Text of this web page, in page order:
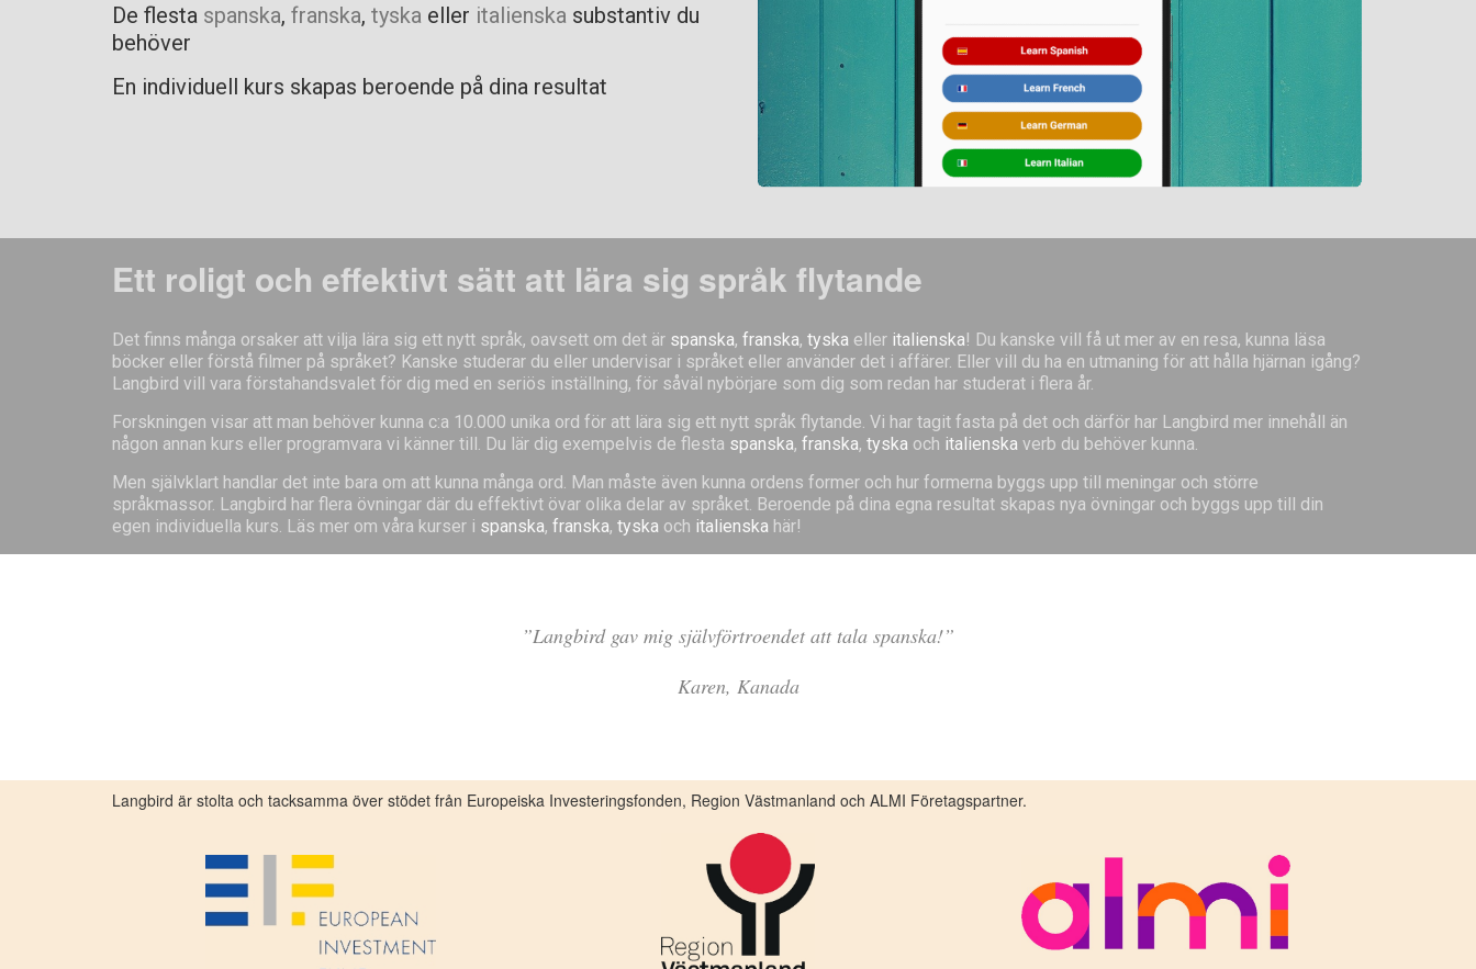
De flesta spanska, franska, tyska eller italienska substantiv du
behöver
En individuell kurs skapas beroende på dina resultat
Ett roligt och effektivt sätt att lära sig språk flytande
Det finns många orsaker att vilja lära sig ett nytt språk, oavsett om det är spanska, franska, tyska eller italienska! Du kanske vill få ut mer av en resa, kunna läsa
böcker eller förstå filmer på språket? Kanske studerar du eller undervisar i språket eller använder det i affärer. Eller vill du ha en utmaning för att hålla hjärnan igång?
Langbird vill vara förstahandsvalet för dig med en seriös inställning, för såväl nybörjare som dig som redan har studerat i flera år.
Forskningen visar att man behöver kunna c:a 10.000 unika ord för att lära sig ett nytt språk flytande. Vi har tagit fasta på det och därför har Langbird mer innehåll än
någon annan kurs eller programvara vi känner till. Du lär dig exempelvis de flesta spanska, franska, tyska och italienska verb du behöver kunna.
Men självklart handlar det inte bara om att kunna många ord. Man måste även kunna ordens former och hur formerna byggs upp till meningar och större
språkmassor. Langbird har flera övningar där du effektivt övar olika delar av språket. Beroende på dina egna resultat skapas nya övningar och byggs upp till din
egen individuella kurs. Läs mer om våra kurser i spanska, franska, tyska och italienska här!
”Langbird gav mig självförtroendet att tala spanska!”
Karen, Kanada
Langbird är stolta och tacksamma över stödet från Europeiska Investeringsfonden, Region Västmanland och ALMI Företagspartner.